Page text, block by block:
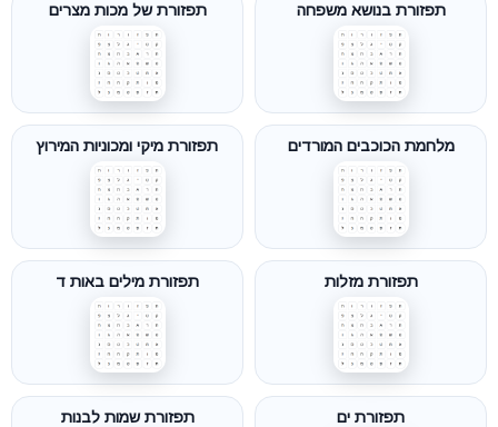
תפזורת בנושא משפחה תפזורת של מכות מצרים
מלחמת הכוכבים המורדים תפזורת מיקי ומכוניות המירוץ
תפזורת מזלות תפזורת מילים באות ד
תפזורת ים תפזורת שמות לבנות